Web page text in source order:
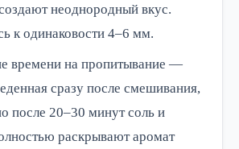
неоднородный вкус.
к одинаковости 4–6 мм.
времени на пропитывание —
сразу после смешивания,
после 20–30 минут соль и
раскрывают аромат